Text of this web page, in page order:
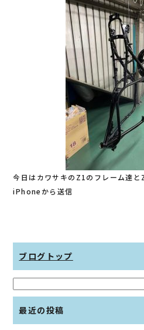
今日はカワサキのZ1のフレーム達と
iPhoneから送信
ブログトップ
最近の投稿